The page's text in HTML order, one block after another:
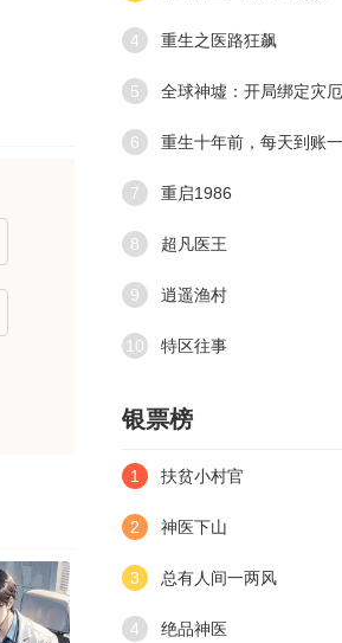
4 重生之医路狂飙
5
6
7 重启1986
8 超凡医王
9 逍遥渔村
10 特区往事
银票榜
1 扶贫小村官
2 神医下山
3 总有人间一两风
4 绝品神医